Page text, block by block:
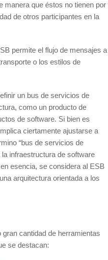
manera que éstos no tienen por
de otros participantes en la
permite el flujo de mensajes a
o los estilos de
un bus de servicios de
como un producto de
de software. Si bien es
ciertamente ajustarse a
“bus de servicios de
infraestructura de software
esencia, se considera al ESB
arquitectura orientada a los
cantidad de herramientas
se destacan: